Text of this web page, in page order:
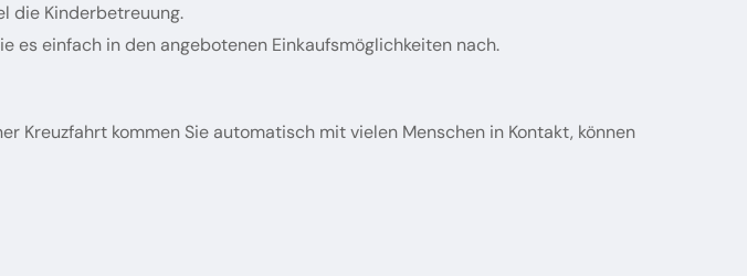
die Kinderbetreuung.
es einfach in den angebotenen Einkaufsmöglichkeiten nach.
Kreuzfahrt kommen Sie automatisch mit vielen Menschen in Kontakt, können